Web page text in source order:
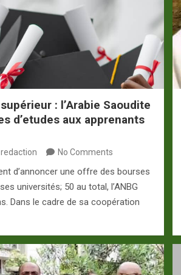
: l’Arabie Saoudite
d’etudes aux apprenants
redaction No Comments
d’annoncer une offre des bourses
universités; 50 au total, l’ANBG
Dans le cadre de sa coopération